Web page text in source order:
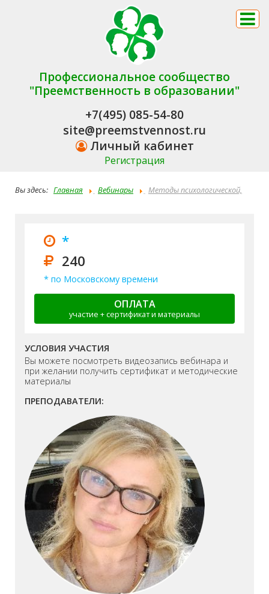
Профессиональное сообщество
"Преемственность в образовании"
+7(495) 085-54-80
site@preemstvennost.ru
Личный кабинет
Регистрация
Вы здесь: Главная Вебинары
Методы психологической,
*
240
* по Московскому времени
ОПЛАТА
участие + сертификат и материалы
УСЛОВИЯ УЧАСТИЯ
Вы можете посмотреть видеозапись вебинара и
при желании получить сертификат и методические
материалы
ПРЕПОДАВАТЕЛИ: